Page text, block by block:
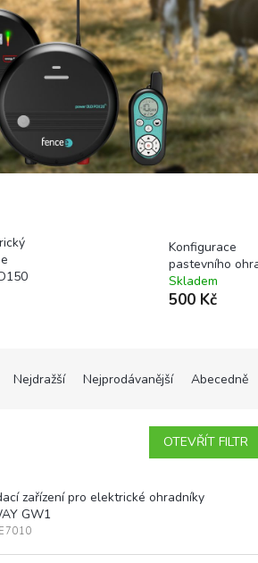
Konfigurace
pastevního
Skladem
500 Kč
Nejdražší Nejprodávanější Abecedně
OTEVŘÍT FILTR
zařízení pro elektrické ohradníky
GW1